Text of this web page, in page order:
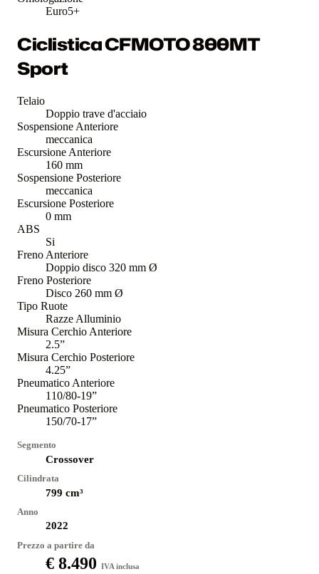
Euro5+
Ciclistica CFMOTO 800MT
Sport
Telaio
Doppio trave d'acciaio
Sospensione Anteriore
meccanica
Escursione Anteriore
160 mm
Sospensione Posteriore
meccanica
Escursione Posteriore
0 mm
ABS
Si
Freno Anteriore
Doppio disco 320 mm Ø
Freno Posteriore
Disco 260 mm Ø
Tipo Ruote
Razze Alluminio
Misura Cerchio Anteriore
2.5”
Misura Cerchio Posteriore
4.25”
Pneumatico Anteriore
110/80-19”
Pneumatico Posteriore
150/70-17”
Segmento
Crossover
Cilindrata
799 cm³
Anno
2022
Prezzo a partire da
€ 8.490 IVA inclusa